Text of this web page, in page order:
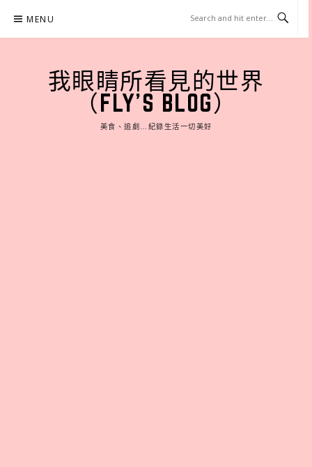
content
MENU
我眼睛所看見的世界
（FLY'S BLOG）
美食、追劇…紀錄生活一切美好